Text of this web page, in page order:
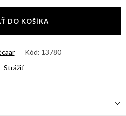
DO KOŠÍKA
Kód: 13780
Strážiť